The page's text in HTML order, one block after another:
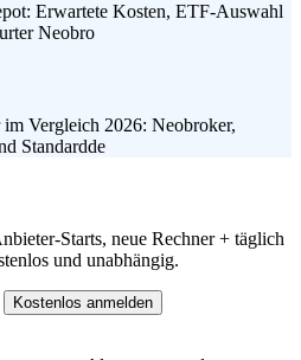
Erwartete Kosten, ETF-Auswahl
Neobro
Vergleich 2026: Neobroker,
Standardde
Starts, neue Rechner + täglich
und unabhängig.
Kostenlos anmelden